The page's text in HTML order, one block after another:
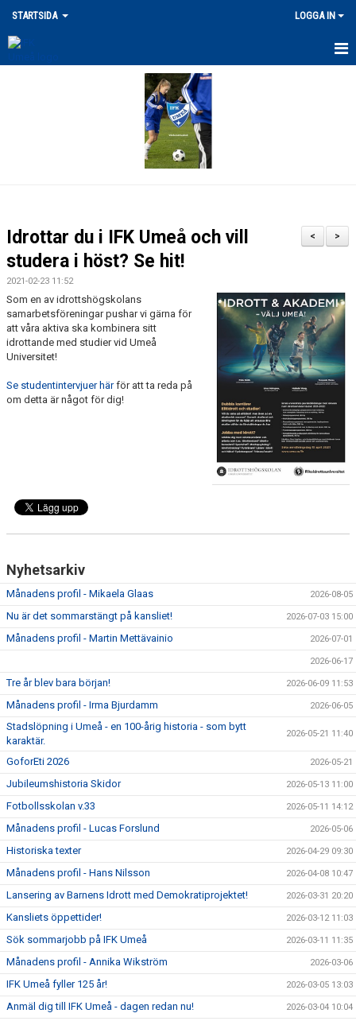
STARTSIDA LOGGA IN
FRITIDSKORTET / STÖDFOND
UTLÄGG/ERSÄTTNING
FÖRSÄKRING / SKADOR
>
<
Idrottar du i IFK Umeå och vill
studera i höst? Se hit!
2021-02-23 11:52
Som en av idrottshögskolans
samarbetsföreningar pushar vi gärna för
att våra aktiva ska kombinera sitt
idrottande med studier vid Umeå
Universitet!
Se studentintervjuer härför att ta reda på
om detta är något för dig!
Nyhetsarkiv
Månadens profil - Mikaela Glaas 2026-08-05
Nu är det sommarstängt på kansliet! 2026-07-03 15:00
Månadens profil - Martin Mettävainio 2026-07-01
2026-06-17
Tre år blev bara början! 2026-06-09 11:53
Månadens profil - Irma Bjurdamm 2026-06-05
Stadslöpning i Umeå - en 100-årig historia - som bytt
karaktär.
2026-05-21 11:40
GoforEti 2026 2026-05-21
Jubileumshistoria Skidor 2026-05-13 11:00
Fotbollsskolan v.33 2026-05-11 14:12
Månadens profil - Lucas Forslund 2026-05-06
Historiska texter 2026-04-29 09:30
Månadens profil - Hans Nilsson 2026-04-08 10:47
Lansering av Barnens Idrott med Demokratiprojektet! 2026-03-31 20:20
Kansliets öppettider! 2026-03-12 11:03
Sök sommarjobb på IFK Umeå 2026-03-11 11:35
Månadens profil - Annika Wikström 2026-03-06
IFK Umeå fyller 125 år! 2026-03-05 13:03
Anmäl dig till IFK Umeå - dagen redan nu! 2026-03-04 10:04